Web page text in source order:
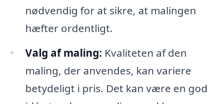
nødvendig for at sikre, at malingen
hæfter ordentligt.
Valg af maling: Kvaliteten af den
maling, der anvendes, kan variere
betydeligt i pris. Det kan være en god